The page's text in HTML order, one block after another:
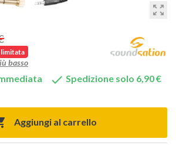
zoom_out_map
basso
 Spedizione solo 6,90 €
Aggiungi al carrello